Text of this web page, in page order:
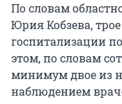
По словам
Юрия Кобзева,
госпитализации
этом, по словам
минимум двое из
наблюдением